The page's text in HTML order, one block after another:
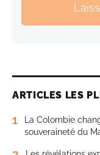
ARTICLES LES
1
La Colombie
souveraineté du